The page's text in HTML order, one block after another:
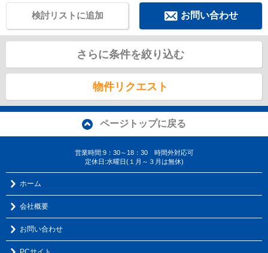
お問い合わせ
検討リストに追加
さらに条件を絞り込む
物件リクエスト
ページトップに戻る
営業時間:9：30～18：30 時間外対応可
定休日:水曜日(１月～３月は無休)
ホーム
会社概要
お問い合わせ